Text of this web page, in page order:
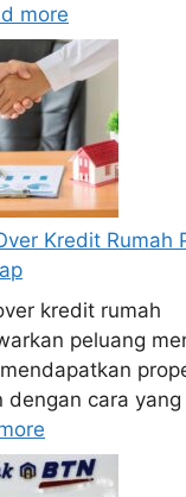
more
Kredit Rumah
kredit rumah
peluang
dengan cara